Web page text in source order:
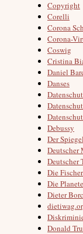
Copyright
Corelli
Corona
Corona-
Coswig
Cristina
Daniel
Danses
Debussy
Der Spiegel
Deutscher
Deutscher
Die
Die
Dieter
Donald